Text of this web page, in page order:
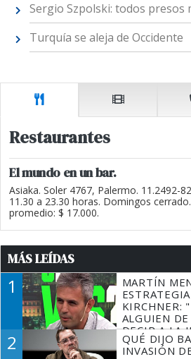
Sergio Szpolski: todos presos
Turquía se aleja de Occidente
Restaurantes
El mundo en un bar.
Asiaka. Soler 4767, Palermo. 11.2492-
11.30 a 23.30 horas. Domingos
promedio: $ 17.000.
MÁS LEÍDAS
1
MARTÍN
KIRCHNER:
ALGUIEN
DECIR A LA
TIENE QUE
2
QUÉ DIJO
INVASIÓN